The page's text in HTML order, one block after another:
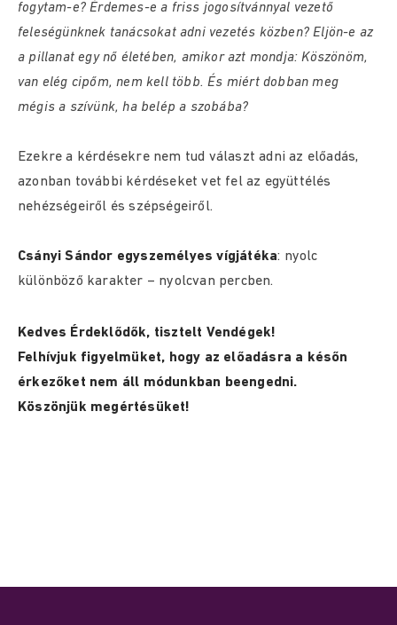
fogytam-e? Érdemes-e a friss jogosítvánnyal vezető
feleségünknek tanácsokat adni vezetés közben? Eljön-e az
a pillanat egy nő életében, amikor azt mondja: Köszönöm,
van elég cipőm, nem kell több. És miért dobban meg
mégis a szívünk, ha belép a szobába?
Ezekre a kérdésekre nem tud választ adni az előadás,
azonban további kérdéseket vet fel az együttélés
nehézségeiről és szépségeiről.
Csányi Sándor egyszemélyes vígjátéka: nyolc
különböző karakter – nyolcvan percben.
Kedves Érdeklődők, tisztelt Vendégek!
Felhívjuk figyelmüket, hogy az előadásra a későn
érkezőket nem áll módunkban beengedni.
Köszönjük megértésüket!